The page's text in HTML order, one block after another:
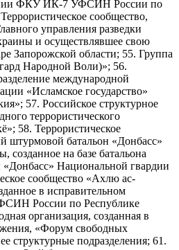
ФКУ ИК-7 УФСИН России по
сообщество,
управления разведки
и осуществлявшее свою
Запорожской области; 55. Группа
Народной Воли)»; 56.
международной
«Исламское государство»
57. Российское структурное
террористического
58. Террористическое
штурмовой батальон «Донбасс»
на базе батальона
Национальной гвардии
сообщество «Ахлю ас-
в исправительном
России по Республике
организация, созданная в
«Форум свободных
структурные подразделения; 61.